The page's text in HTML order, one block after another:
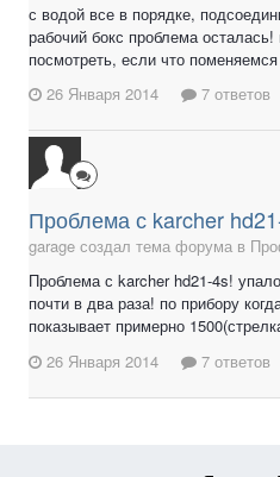
с водой все в порядке,
рабочий бокс проблема
посмотреть, если что
26 Января 2014
7 ответов
Проблема с karcher
garage создал тема форума в
Проблема с karcher hd21-4s!
почти в два раза! по прибору
показывает примерно
26 Января 2014
7 ответов